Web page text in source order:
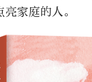
家庭的人。